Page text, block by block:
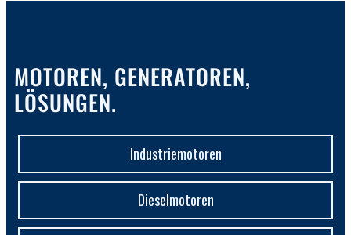
MOTOREN, GENERATOREN,
LÖSUNGEN.
Industriemotoren
Dieselmotoren